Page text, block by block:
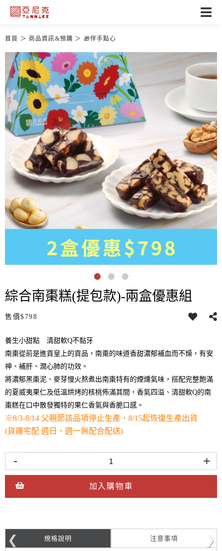
首頁 商品資訊&預購 🎁伴手點心
綜合南棗糕(提包款)-兩盒優惠組
售價$798
養生小甜點 清甜軟Q不黏牙
南棗從前是進貢皇上的貢品，南棗的味道香甜濃郁補血而不燥，有安
神、補肝、潤心肺的功效。
將濃郁黑棗泥、麥芽慢火熬煮出南棗特有的煙燻氣味，搭配完整飽滿
的夏威夷果仁及低溫烘烤的核桃佈滿其間，香氣四溢、清甜軟Q的南
棗糕在口中散發獨特的果仁香氣與香脆口感。
※8/3-8/14 父親節該品項停止生產，8/15起恢復生產出貨
(貨運宅配 週日、週一無配合配送)
- +
加入購物車
規格說明 注意事項